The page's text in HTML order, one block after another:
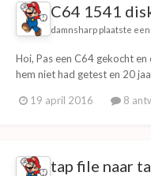
C64 1541
damnsharp plaatste
Hoi, Pas een C64 gekocht
hem niet had getest en 20
veel verstand en weet ook
19 april 2016 8
tap file naar